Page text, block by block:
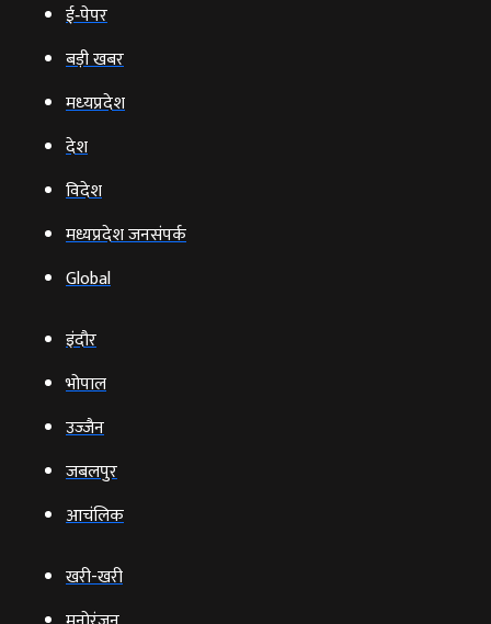
ई‑पेपर
बड़ी खबर
मध्‍यप्रदेश
देश
विदेश
मध्यप्रदेश जनसंपर्क
Global
इंदौर
भोपाल
उज्‍जैन
जबलपुर
आचंलिक
खरी-खरी